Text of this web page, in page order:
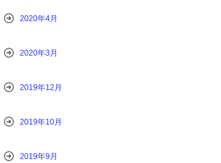
2020年4月
2020年3月
2019年12月
2019年10月
2019年9月